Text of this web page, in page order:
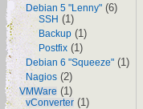
Debian 5 "Lenny" (6)
SSH (1)
Backup (1)
Postfix (1)
Debian 6 "Squeeze" (1)
Nagios (2)
VMWare (1)
vConverter (1)